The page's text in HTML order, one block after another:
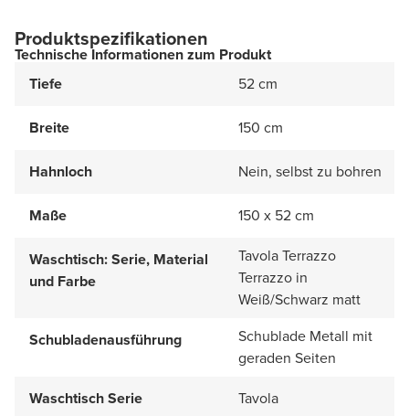
Produktspezifikationen
Technische Informationen zum Produkt
Tiefe
52 cm
Breite 150 cm
Hahnloch Nein, selbst zu bohren
Maße 150 x 52 cm
Waschtisch: Serie, Material
und Farbe
Tavola Terrazzo
Terrazzo in
Weiß/Schwarz matt
Schubladenausführung
Schublade Metall mit
geraden Seiten
Waschtisch Serie
Tavola